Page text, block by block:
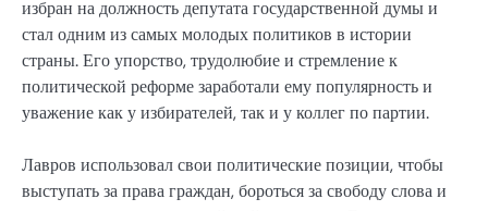
избран на должность депутата государственной думы и
стал одним из самых молодых политиков в истории
страны. Его упорство, трудолюбие и стремление к
политической реформе заработали ему популярность и
уважение как у избирателей, так и у коллег по партии.
Лавров использовал свои политические позиции, чтобы
выступать за права граждан, бороться за свободу слова и